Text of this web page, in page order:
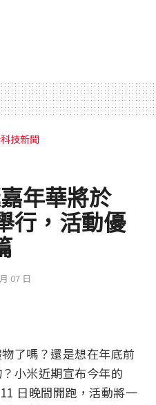
技新聞
年華將於
行，活動優
07 日
了嗎？還是想在年底前
小米近期宣布今年的
日晚間開跑，活動將一